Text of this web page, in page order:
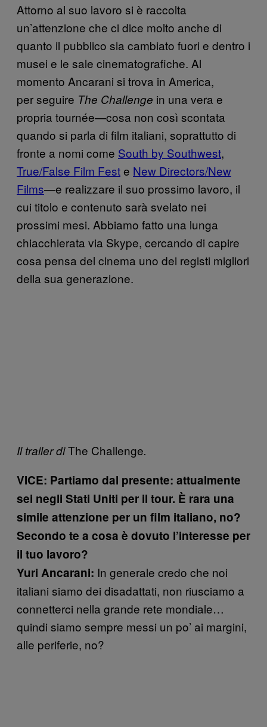
Attorno al suo lavoro si è raccolta
un’attenzione che ci dice molto anche di
quanto il pubblico sia cambiato fuori e dentro i
musei e le sale cinematografiche. Al
momento Ancarani si trova in America,
per seguire The Challenge in una vera e
propria tournée—cosa non così scontata
quando si parla di film italiani, soprattutto di
fronte a nomi come South by Southwest,
True/False Film Feste New Directors/New
Films—e realizzare il suo prossimo lavoro, il
cui titolo e contenuto sarà svelato nei
prossimi mesi. Abbiamo fatto una lunga
chiacchierata via Skype, cercando di capire
cosa pensa del cinema uno dei registi migliori
della sua generazione.
Il trailer diThe Challenge.
VICE: Partiamo dal presente: attualmente
sei negli Stati Uniti per il tour. È rara una
simile attenzione per un film italiano, no?
Secondo te a cosa è dovuto l’interesse per
il tuo lavoro?
Yuri Ancarani: In generale credo che noi
italiani siamo dei disadattati, non riusciamo a
connetterci nella grande rete mondiale…
quindi siamo sempre messi un po’ ai margini,
alle periferie, no?